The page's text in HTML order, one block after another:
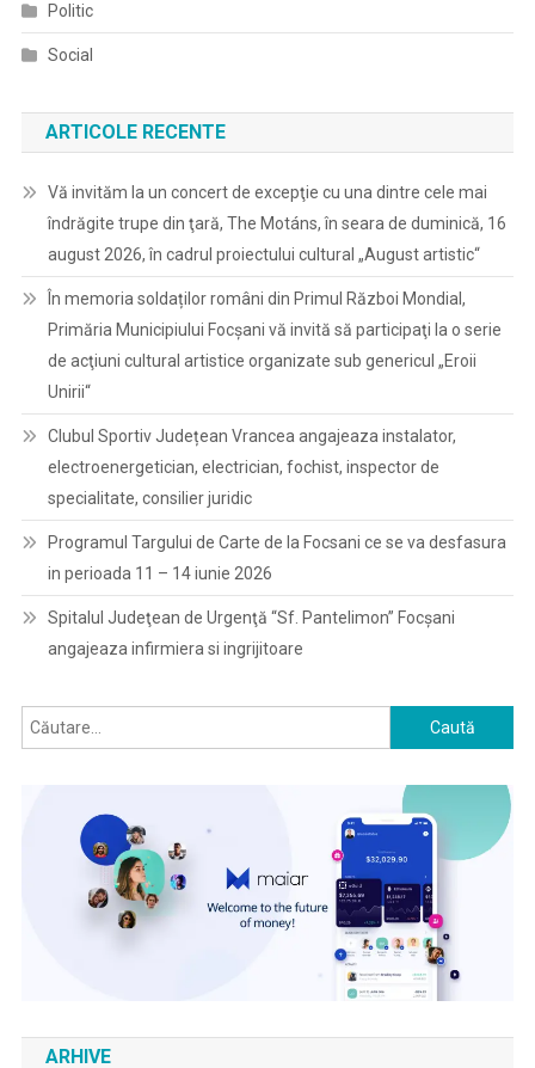
Politic
Social
ARTICOLE RECENTE
Vă invităm la un concert de excepţie cu una dintre cele mai
îndrăgite trupe din ţară, The Motáns, în seara de duminică, 16
august 2026, în cadrul proiectului cultural „August artistic“
În memoria soldaților români din Primul Război Mondial,
Primăria Municipiului Focșani vă invită să participaţi la o serie
de acţiuni cultural artistice organizate sub genericul „Eroii
Unirii“
Clubul Sportiv Județean Vrancea angajeaza instalator,
electroenergetician, electrician, fochist, inspector de
specialitate, consilier juridic
Programul Targului de Carte de la Focsani ce se va desfasura
in perioada 11 – 14 iunie 2026
Spitalul Judeţean de Urgenţă “Sf. Pantelimon” Focşani
angajeaza infirmiera si ingrijitoare
Caută
după:
ARHIVE